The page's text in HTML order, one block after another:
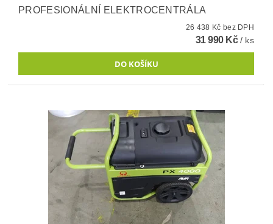
PROFESIONÁLNÍ ELEKTROCENTRÁLA
26 438 Kč bez DPH
31 990 Kč/ ks